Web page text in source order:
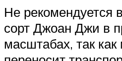
Не рекомендуется
сорт Джоан Джи в
масштабах, так